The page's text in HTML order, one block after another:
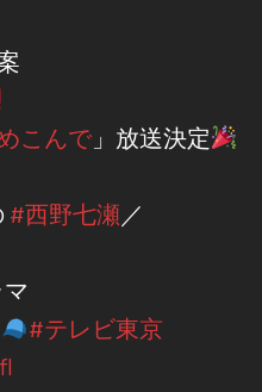
こんで」放送決定
#西野七瀬 ／
#テレビ東京